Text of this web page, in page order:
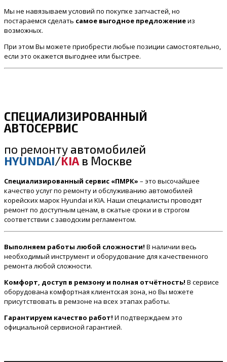
Мы не навязываем условий по покупке запчастей, но
постараемся сделать самое выгодное предложениеиз
возможных.
При этом Вы можете приобрести любые позиции самостоятельно,
если это окажется выгоднее или быстрее.
СПЕЦИАЛИЗИРОВАННЫЙ
АВТОСЕРВИС
по ремонту автомобилей
HYUNDAI/KIA в Москве
Специализированный сервис «ПМРК» – это высочайшее
качество услуг по ремонту и обслуживанию автомобилей
корейских марок Hyundai и KIA. Наши специалисты проводят
ремонт по доступным ценам, в сжатые сроки и в строгом
соответствии с заводским регламентом.
Выполняем работы любой сложности! В наличии весь
необходимый инструмент и оборудование для качественного
ремонта любой сложности.
Комфорт, доступ в ремзону и полная отчётность! В сервисе
оборудована комфортная клиентская зона, но Вы можете
присутствовать в ремзоне на всех этапах работы.
Гарантируем качество работ! И подтверждаем это
официальной сервисной гарантией.